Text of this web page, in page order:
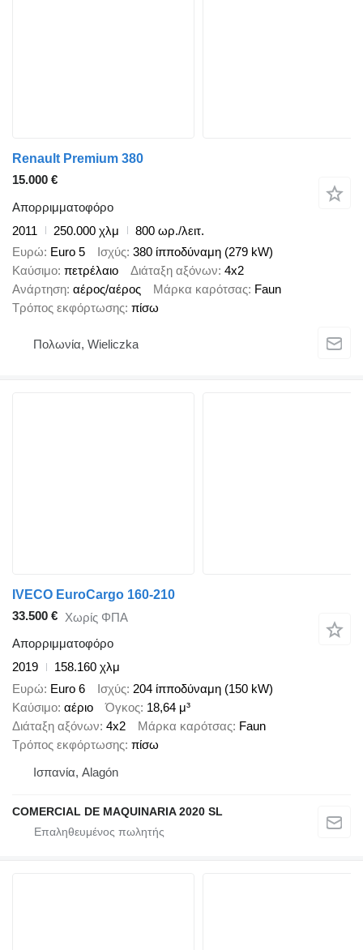
Renault Premium 380
15.000 €
Απορριμματοφόρο
2011
250.000 χλμ
800 ωρ./λειτ.
Ευρώ Euro 5 Ισχύς 380 ίπποδύναμη (279 kW)
Καύσιμο πετρέλαιο Διάταξη αξόνων 4x2
Ανάρτηση αέρος/αέρος Μάρκα καρότσας Faun
Τρόπος εκφόρτωσης πίσω
Πολωνία, Wieliczka
IVECO EuroCargo 160-210
33.500 € Χωρίς ΦΠΑ
Απορριμματοφόρο
2019
158.160 χλμ
Ευρώ Euro 6 Ισχύς 204 ίπποδύναμη (150 kW)
Καύσιμο αέριο Όγκος 18,64 μ³
Διάταξη αξόνων 4x2 Μάρκα καρότσας Faun
Τρόπος εκφόρτωσης πίσω
Ισπανία, Alagón
COMERCIAL DE MAQUINARIA 2020 SL